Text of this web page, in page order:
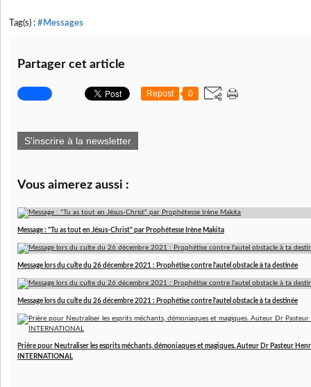
Tag(s) : #Messages
Partager cet article
Repost 0
S'inscrire à la newsletter
Vous aimerez aussi :
Message : "Tu as tout en Jésus-Christ" par Prophétesse Irène Makita
Message lors du culte du 26 décembre 2021 : Prophétise contre l'autel obstacle à ta destinée
Message lors du culte du 26 décembre 2021 : Prophétise contre l'autel obstacle à ta destinée
Prière pour Neutraliser les esprits méchants, démoniaques et magiques. Auteur Dr Pasteur
INTERNATIONAL